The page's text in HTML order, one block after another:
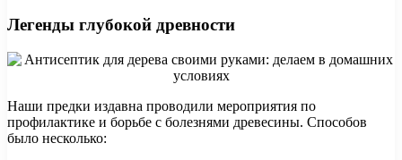
Легенды глубокой древности
Наши предки издавна проводили мероприятия по
профилактике и борьбе с болезнями древесины. Способов
было несколько: